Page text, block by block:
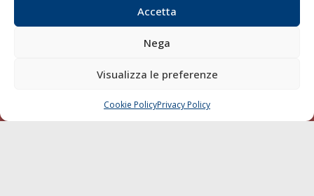
Accetta
Nega
Visualizza le preferenze
Cookie PolicyPrivacy Policy
Diporto
Chi siamo
Contatti
CHIAMA SCRIVI